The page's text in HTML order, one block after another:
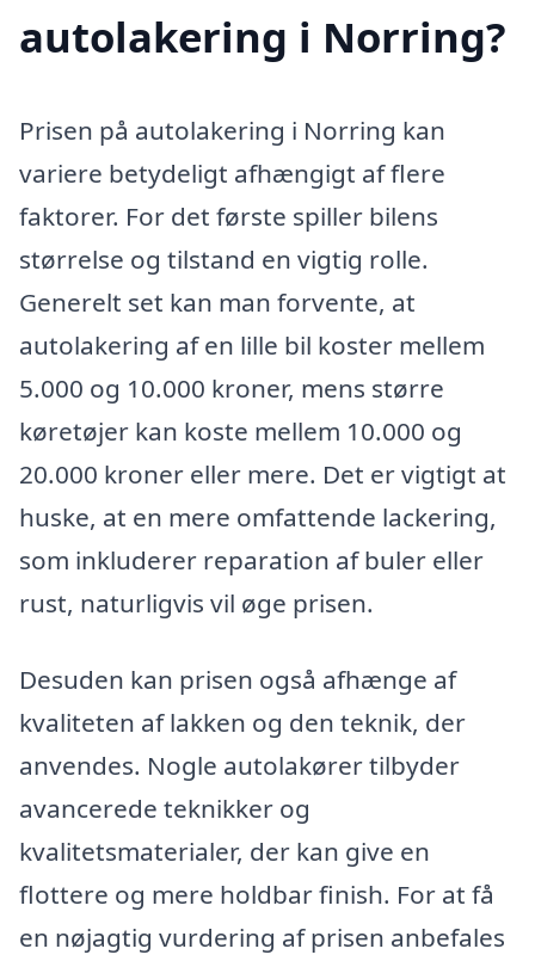
autolakering i Norring?
Prisen på autolakering i Norring kan
variere betydeligt afhængigt af flere
faktorer. For det første spiller bilens
størrelse og tilstand en vigtig rolle.
Generelt set kan man forvente, at
autolakering af en lille bil koster mellem
5.000 og 10.000 kroner, mens større
køretøjer kan koste mellem 10.000 og
20.000 kroner eller mere. Det er vigtigt at
huske, at en mere omfattende lackering,
som inkluderer reparation af buler eller
rust, naturligvis vil øge prisen.
Desuden kan prisen også afhænge af
kvaliteten af lakken og den teknik, der
anvendes. Nogle autolakører tilbyder
avancerede teknikker og
kvalitetsmaterialer, der kan give en
flottere og mere holdbar finish. For at få
en nøjagtig vurdering af prisen anbefales